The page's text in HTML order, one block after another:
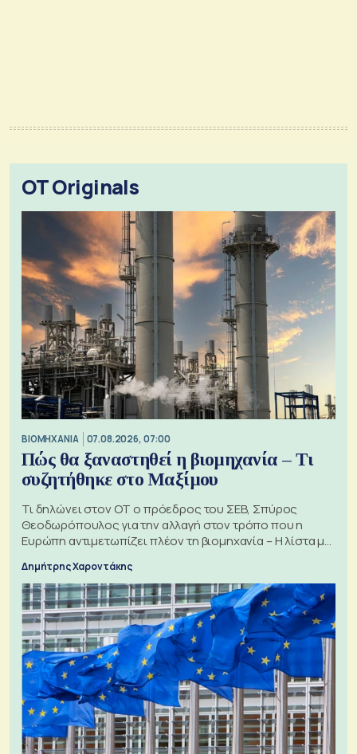
OT Originals
ΒΙΟΜΗΧΑΝΙΑ 07.08.2026, 07:00
Πώς θα ξαναστηθεί η βιομηχανία – Τι
συζητήθηκε στο Μαξίμου
Τι δηλώνει στον ΟΤ ο πρόεδρος του ΣΕΒ, Σπύρος
Θεοδωρόπουλος για την αλλαγή στον τρόπο που η
Ευρώπη αντιμετωπίζει πλέον τη βιομηχανία – Η λίστα με
Δημήτρης Χαροντάκης